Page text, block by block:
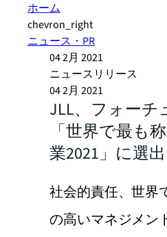
ホーム
chevron_right
ニュース・PR
04 2月 2021
ニュースリリース
04 2月 2021
JLL、フォーチ
「世界で最も
業2021」に選出
社会的責任、世界
の高いマネジメン